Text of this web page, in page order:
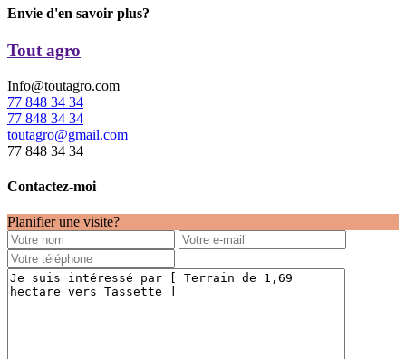
Envie d'en savoir plus?
Tout agro
Info@toutagro.com
77 848 34 34
77 848 34 34
toutagro@gmail.com
77 848 34 34
Contactez-moi
Planifier une visite?